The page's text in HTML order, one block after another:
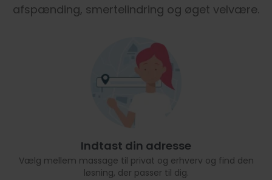
afspænding, smertelindring og øget velvære.
Indtast din adresse
Vælg mellem massage til privat og erhverv og find den
løsning, der passer til dig.